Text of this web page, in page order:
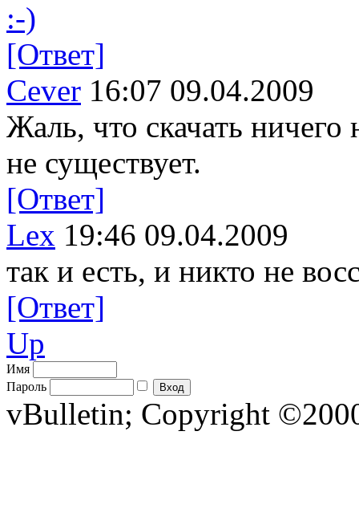
:-)
[Ответ]
Cever 16:07 09.04.2009
Жаль, что скачать
не существует.
[Ответ]
Lex 19:46 09.04.2009
так и есть, и никто не
[Ответ]
Up
Имя
Пароль
vBulletin; Copyright